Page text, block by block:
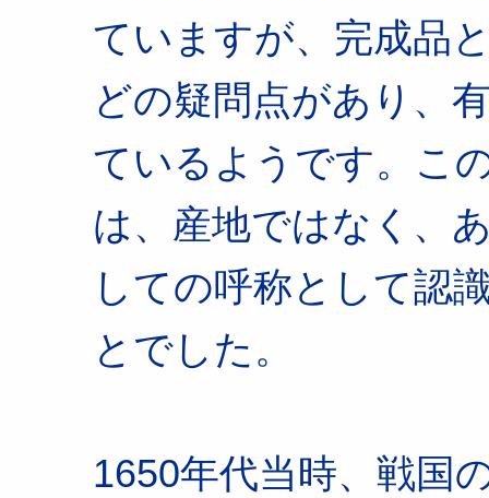
ていますが、完成品
どの疑問点があり、
ているようです。こ
は、産地ではなく、
しての呼称として認
とでした。
1650年代当時、戦国